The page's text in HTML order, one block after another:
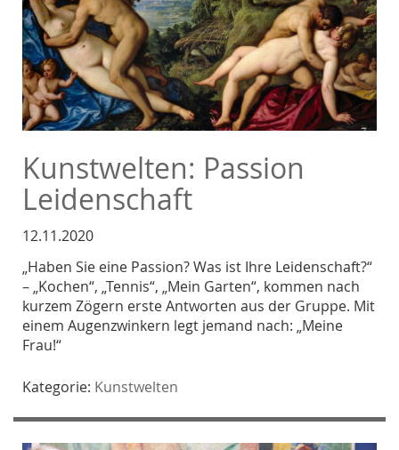
Kunstwelten: Passion
Leidenschaft
12.11.2020
„Haben Sie eine Passion? Was ist Ihre Leidenschaft?“
– „Kochen“, „Tennis“, „Mein Garten“, kommen nach
kurzem Zögern erste Antworten aus der Gruppe. Mit
einem Augenzwinkern legt jemand nach: „Meine
Frau!“
Kategorie: Kunstwelten